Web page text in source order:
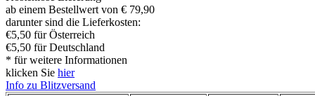
ab einem Bestellwert von € 79,90
darunter sind die Lieferkosten:
€5,50 für Österreich
€5,50 für Deutschland
* für weitere Informationen
klicken Sie hier
Info zu Blitzversand